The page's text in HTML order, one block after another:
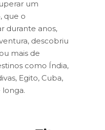
um
que o
durante anos,
descobriu
mais de
como Índia,
Egito, Cuba,
longa.